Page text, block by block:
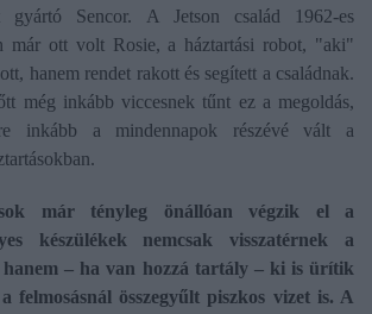
gyártó Sencor. A Jetson család 1962-es
már ott volt Rosie, a háztartási robot, "aki"
hanem rendet rakott és segített a családnak.
még inkább viccesnek tűnt ez a megoldás,
inkább a mindennapok részévé vált a
már tényleg önállóan végzik el a
készülékek nemcsak visszatérnek a
hanem – ha van hozzá tartály – ki is ürítik
felmosásnál összegyűlt piszkos vizet is. A